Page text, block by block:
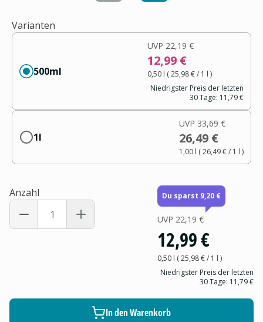
Varianten
500ml
UVP 22,19 €
12,99 €
0,50 l (25,98 €/ 1 l )
Niedrigster Preis der letzten
30 Tage: 11,79 €
1l
UVP 33,69 €
26,49 €
1,00 l (26,49 €/ 1 l )
Anzahl Du sparst 9,20 €
UVP 22,19 €
12,99 €
0,50 l (25,98 €/ 1 l )
Niedrigster Preis der letzten
30 Tage: 11,79 €
In den Warenkorb